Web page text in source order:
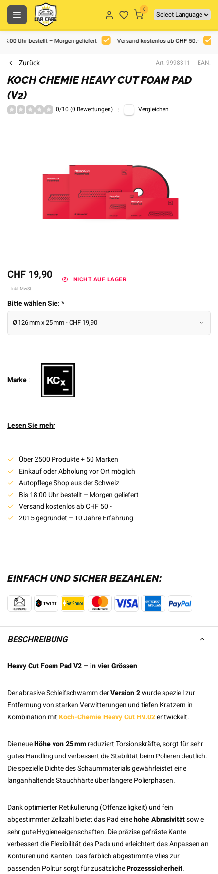
0
Uhr bestellt – Morgen geliefert Versand kostenlos ab CHF 50.-
Zurück Art: 9998311 EAN:
KOCH CHEMIE HEAVY CUT FOAM PAD
(V2)
0/10 (0 Bewertungen) Vergleichen
CHF 19,90
Inkl. MwSt.
NICHT AUF LAGER
Bitte wählen Sie:*
Marke:
Lesen Sie mehr
Über 2500 Produkte + 50 Marken
Einkauf oder Abholung vor Ort möglich
Autopflege Shop aus der Schweiz
Bis 18:00 Uhr bestellt – Morgen geliefert
Versand kostenlos ab CHF 50.-
2015 gegründet – 10 Jahre Erfahrung
EINFACH UND SICHER BEZAHLEN:
BESCHREIBUNG
Heavy Cut Foam Pad V2 – in vier Grössen
Der abrasive Schleifschwamm derVersion 2wurde speziell zur
Entfernung von starken Verwitterungen und tiefen Kratzern in
Kombination mitKoch-Chemie Heavy Cut H9.02entwickelt.
Die neueHöhe von 25 mmreduziert Torsionskräfte, sorgt für sehr
gutes Handling und verbessert die Stabilität beim Polieren deutlich.
Die spezielle Dichte des Schaummaterials gewährleistet eine
langanhaltende Stauchhärte über längere Polierphasen.
Dank optimierter Retikulierung (Offenzelligkeit) und fein
abgestimmter Zellzahl bietet das Pad einehohe Abrasivitätsowie
sehr gute Hygieneeigenschaften. Die präzise gefräste Kante
verbessert die Flexibilität des Pads und erleichtert das Anpassen an
Konturen und Kanten. Das farblich abgestimmte Vlies zur
passenden Politur sorgt für zusätzlicheProzesssicherheit.